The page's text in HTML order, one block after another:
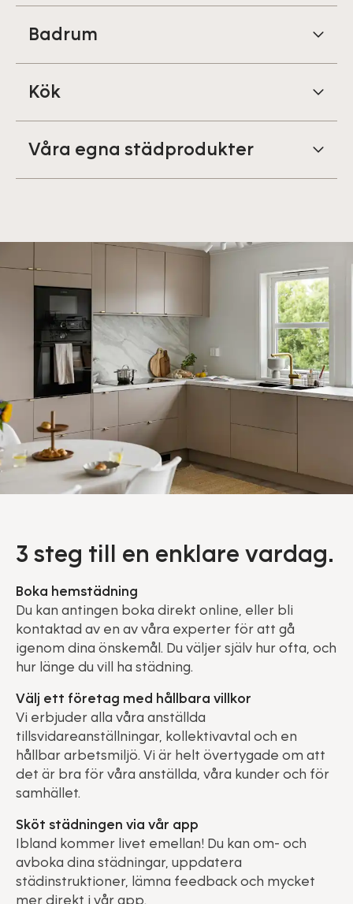
Badrum
Kök
Våra egna städprodukter
3 steg till en enklare vardag.
Boka hemstädning
Du kan antingen boka direkt online, eller bli
kontaktad av en av våra experter för att gå
igenom dina önskemål. Du väljer själv hur ofta, och
hur länge du vill ha städning.
Välj ett företag med hållbara villkor
Vi erbjuder alla våra anställda
tillsvidareanställningar, kollektivavtal och en
hållbar arbetsmiljö. Vi är helt övertygade om att
det är bra för våra anställda, våra kunder och för
samhället.
Sköt städningen via vår app
Ibland kommer livet emellan! Du kan om- och
avboka dina städningar, uppdatera
städinstruktioner, lämna feedback och mycket
mer direkt i vår app.